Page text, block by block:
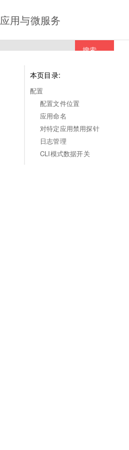
应用与微服务
搜索
本页目录:
配置
配置文件位置
应用命名
对特定应用禁用探针
日志管理
CLI模式数据开关